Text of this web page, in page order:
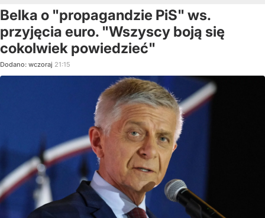
Belka o "propagandzie PiS" ws.
przyjęcia euro. "Wszyscy boją się
cokolwiek powiedzieć"
Dodano: wczoraj 21:15